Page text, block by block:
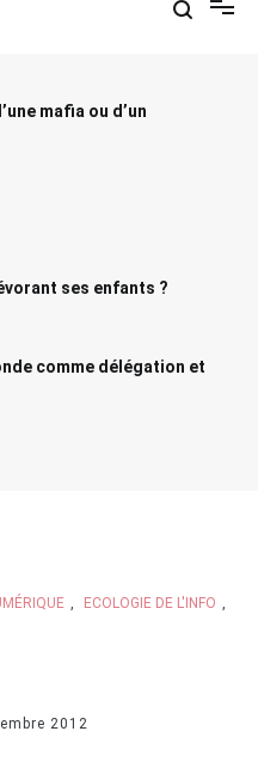
mafia ou d’un
ses enfants ?
comme délégation et
ECOLOGIE DE L'INFO
2012